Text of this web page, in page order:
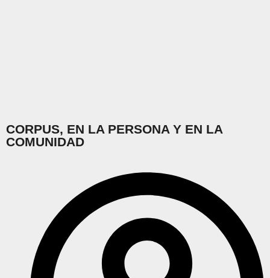
CORPUS, EN LA PERSONA Y EN LA
COMUNIDAD